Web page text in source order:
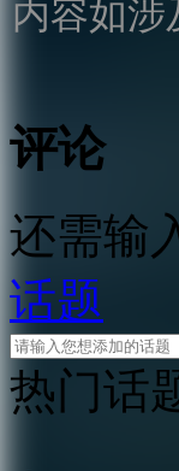
内容如
评论
还需输
话题
热门话